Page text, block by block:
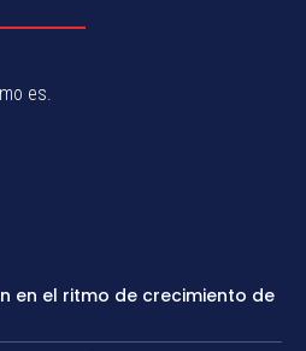
es.
en el ritmo de crecimiento de